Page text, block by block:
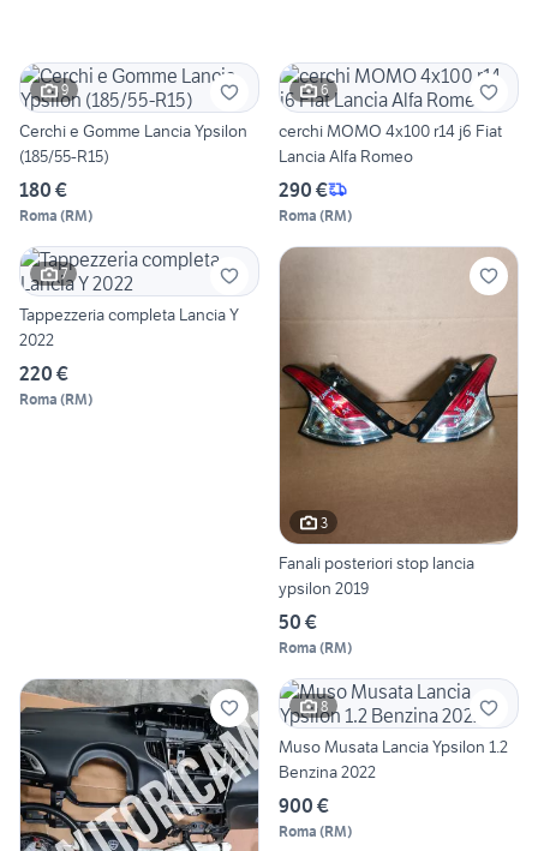
9
Cerchi e Gomme Lancia Ypsilon
(185/55-R15)
180 €
Roma (RM)
6
cerchi MOMO 4x100 r14 j6 Fiat
Lancia Alfa Romeo
290 €
Roma (RM)
7
Tappezzeria completa Lancia Y
2022
220 €
Roma (RM)
3
Fanali posteriori stop lancia
ypsilon 2019
50 €
Roma (RM)
8
Muso Musata Lancia Ypsilon 1.2
Benzina 2022
900 €
Roma (RM)